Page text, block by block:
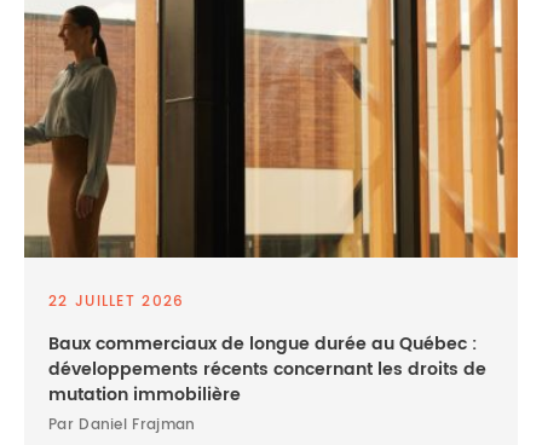
22 JUILLET 2026
Baux commerciaux de longue durée au Québec :
développements récents concernant les droits de
mutation immobilière
Par Daniel Frajman